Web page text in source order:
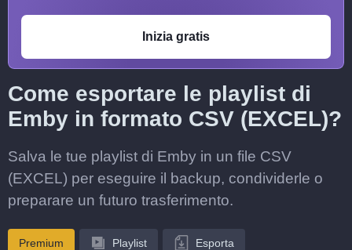
Inizia gratis
Come esportare le playlist di
Emby in formato CSV (EXCEL)?
Salva le tue playlist di Emby in un file CSV
(EXCEL) per eseguire il backup, condividerle o
preparare un futuro trasferimento.
Premium Playlist Esporta